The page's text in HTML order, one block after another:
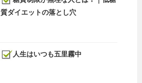
質ダイエットの落とし穴
人生はいつも五里霧中